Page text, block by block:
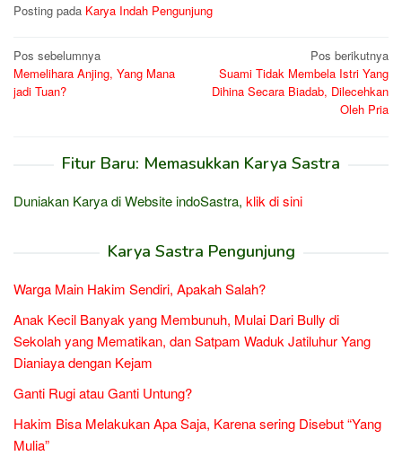
Posting pada Karya Indah Pengunjung
Navigasi
pos
Pos sebelumnya
Memelihara Anjing, Yang Mana
jadi Tuan?
Pos berikutnya
Suami Tidak Membela Istri Yang
Dihina Secara Biadab, Dilecehkan
Oleh Pria
Fitur Baru: Memasukkan Karya Sastra
Duniakan Karya di Website indoSastra, klik di sini
Karya Sastra Pengunjung
Warga Main Hakim Sendiri, Apakah Salah?
Anak Kecil Banyak yang Membunuh, Mulai Dari Bully di
Sekolah yang Mematikan, dan Satpam Waduk Jatiluhur Yang
Dianiaya dengan Kejam
Ganti Rugi atau Ganti Untung?
Hakim Bisa Melakukan Apa Saja, Karena sering Disebut “Yang
Mulia”